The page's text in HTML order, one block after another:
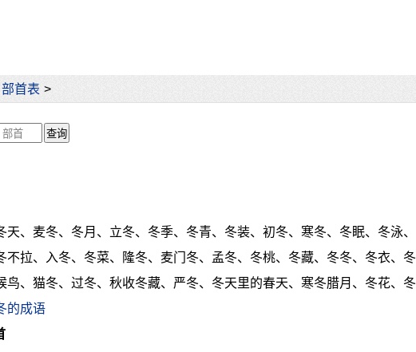
部首表 >
天、麦冬、冬月、立冬、冬季、冬青、冬装、初冬、寒冬、冬眠、冬泳、
不拉、入冬、冬菜、隆冬、麦门冬、孟冬、冬桃、冬藏、冬冬、冬衣、冬
鸟、猫冬、过冬、秋收冬藏、严冬、冬天里的春天、寒冬腊月、冬花、冬
的成语